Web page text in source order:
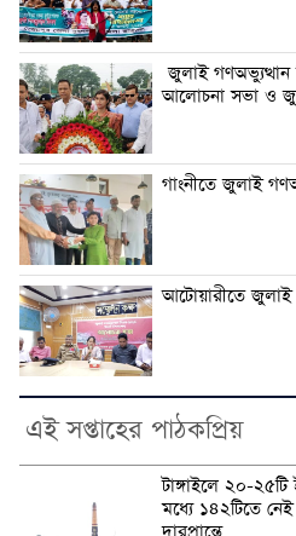
জুলাই
আলোচনা সভা ও
গাংনীতে জুলাই
আটোয়ারীতে
এই সপ্তাহের পাঠকপ্রিয়
টাঙ্গাইলে ২০-
মধ্যে ১৪২টিতে